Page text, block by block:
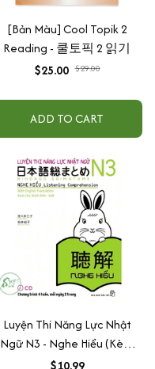
[Bản Màu] Cool Topik 2
Reading - 쿨토픽 2 읽기
$25.00 $29.00
ADD TO CART
Luyện Thi Năng Lực Nhật
Ngữ N3 - Nghe Hiểu (Kèm
CD)
$10.99